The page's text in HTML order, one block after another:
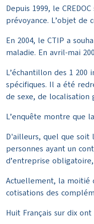
Depuis 1999, le
prévoyance. L’objet de
En 2004, le CTIP a
maladie. En avril-mai
L’échantillon des 1
spécifiques. Il a été
de sexe, de
L’enquête montre que
D'ailleurs, quel que
personnes ayant un
d’entreprise
Actuellement, la moitié
cotisations des
Huit Français sur dix